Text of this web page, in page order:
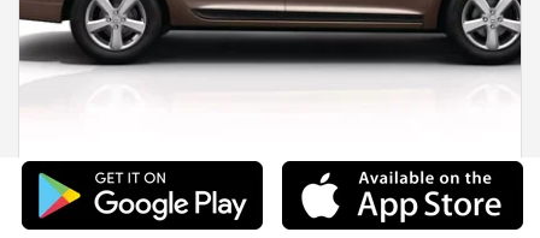
2020 Dacia Logan-Dokker Fiyat Listesi-
Özellikleri